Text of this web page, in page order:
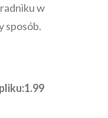
w
sposób.
1.99